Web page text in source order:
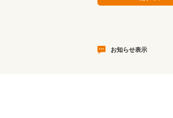
お知らせ表示